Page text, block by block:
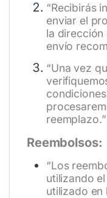
“Recibirás
enviar el
la
envío
“Una vez
reemplazo.”
Reembolsos:
“Los
utilizando
utilizado en